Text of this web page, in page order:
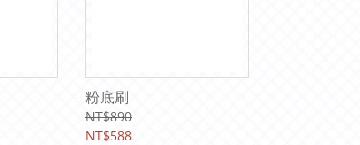
粉底刷
NT$890
NT$588